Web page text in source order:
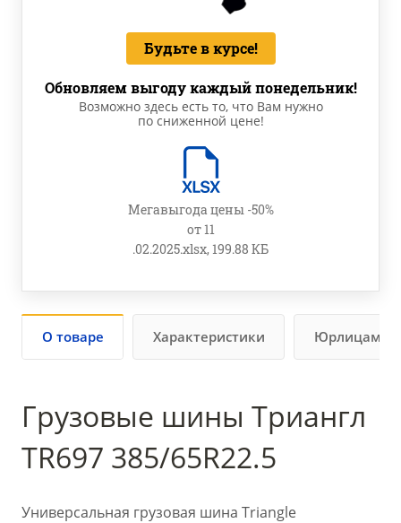
Будьте в курсе!
Обновляем выгоду каждый понедельник!
Возможно здесь есть то, что Вам нужно
по сниженной цене!
Мегавыгода цены -50%
от 11
.02.2025.xlsx, 199.88 КБ
О товаре Характеристики Юрлицам
Грузовые шины Триангл
TR697 385/65R22.5
Универсальная грузовая шина Triangle